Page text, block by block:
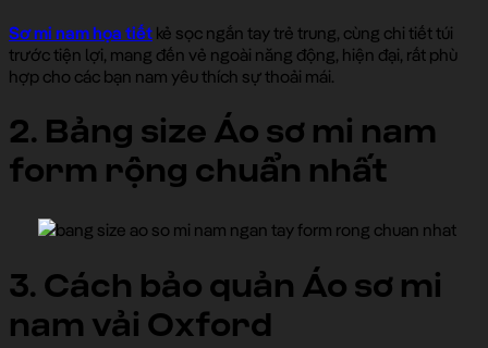
Sơ mi nam họa tiết kẻ sọc ngắn tay trẻ trung, cùng chi tiết túi
trước tiện lợi, mang đến vẻ ngoài năng động, hiện đại, rất phù
hợp cho các bạn nam yêu thích sự thoải mái.
2. Bảng size Áo sơ mi nam
form rộng chuẩn nhất
3. Cách bảo quản Áo sơ mi
nam vải Oxford